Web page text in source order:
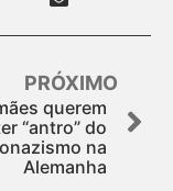
PRÓXIMO
querem
“antro” do
na
Alemanha